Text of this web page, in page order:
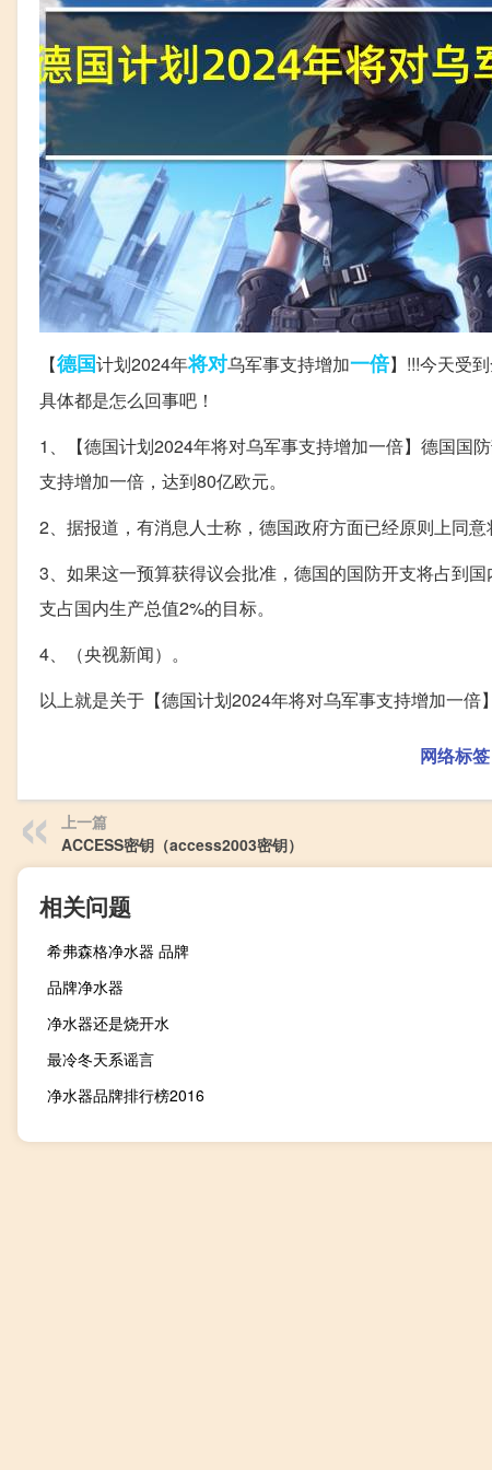
【德国计划2024年将对乌军事支持增加一倍】!!!今天受
具体都是怎么回事吧！
1、【德国计划2024年将对乌军事支持增加一倍】德国国
支持增加一倍，达到80亿欧元。
2、据报道，有消息人士称，德国政府方面已经原则上同意
3、如果这一预算获得议会批准，德国的国防开支将占到
支占国内生产总值2%的目标。
4、（央视新闻）。
以上就是关于【德国计划2024年将对乌军事支持增加一倍
网络标签
上一篇
ACCESS密钥（access2003密钥）
相关问题
希弗森格净水器 品牌
品牌净水器
净水器还是烧开水
最冷冬天系谣言
净水器品牌排行榜2016